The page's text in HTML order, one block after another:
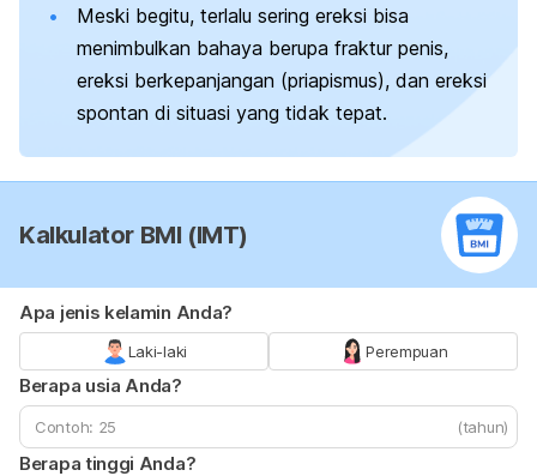
Meski begitu, terlalu sering ereksi bisa
menimbulkan bahaya berupa fraktur penis,
ereksi berkepanjangan (priapismus), dan ereksi
spontan di situasi yang tidak tepat.
Kalkulator BMI (IMT)
Apa jenis kelamin Anda?
Laki-laki Perempuan
Berapa usia Anda?
(tahun)
Berapa tinggi Anda?